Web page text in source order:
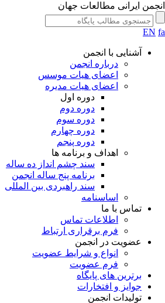
انجمن ایرانی مطالعات جهان
EN fa
آشنایی با انجمن
درباره انجمن
اعضای هیات موسس
اعضای هیات مدیره
دوره اول
دوره دوم
دوره سوم
دوره چهارم
دوره پنجم
اهداف و برنامه ها
سند چشم انداز ده ساله
برنامه پنج ساله انجمن
سند راهبردی بین المللی
اساسنامه
تماس با ما
اطلاعات تماس
فرم برقراری ارتباط
عضویت در انجمن
انواع و شرایط عضویت
فرم عضویت
برترین های پایگاه
جوایز و افتخارات
تولیدات انجمن